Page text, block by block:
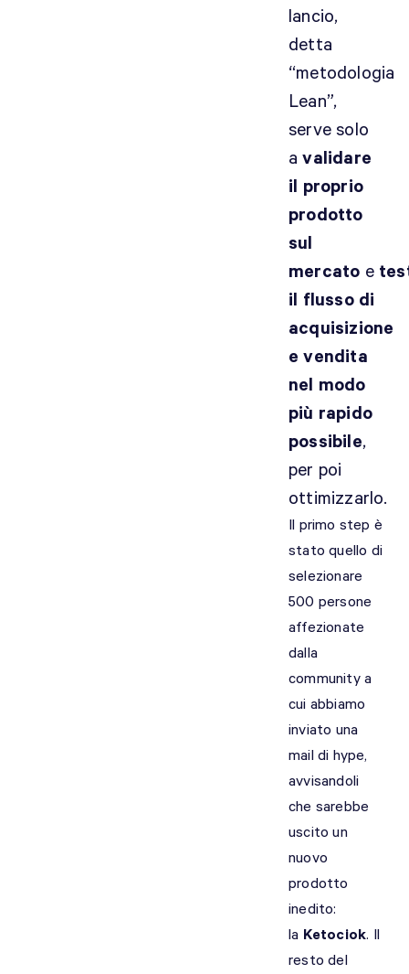
lancio,
detta
“metodologia
Lean”,
serve solo
avalidare
il proprio
prodotto
sul
mercato e
il flusso di
acquisizione
e vendita
nel modo
più rapido
possibile,
per poi
ottimizzarlo.
Il primo step è
stato quello di
selezionare
500 persone
affezionate
dalla
community a
cui abbiamo
inviato una
mail di hype,
avvisandoli
che sarebbe
uscito un
nuovo
prodotto
inedito:
la Ketociok. Il
resto del